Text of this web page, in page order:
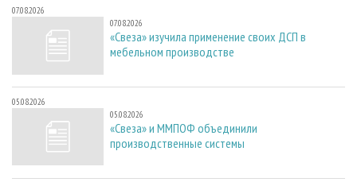
07.08.2026
07.08.2026
«Свеза» изучила применение своих ДСП в
мебельном производстве
05.08.2026
05.08.2026
«Свеза» и ММПОФ объединили
производственные системы